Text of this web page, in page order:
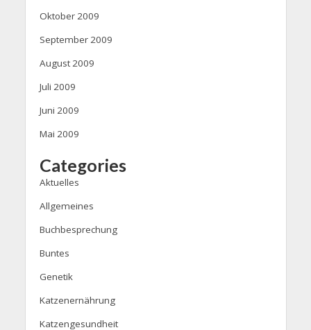
Oktober 2009
September 2009
August 2009
Juli 2009
Juni 2009
Mai 2009
Categories
Aktuelles
Allgemeines
Buchbesprechung
Buntes
Genetik
Katzenernährung
Katzengesundheit